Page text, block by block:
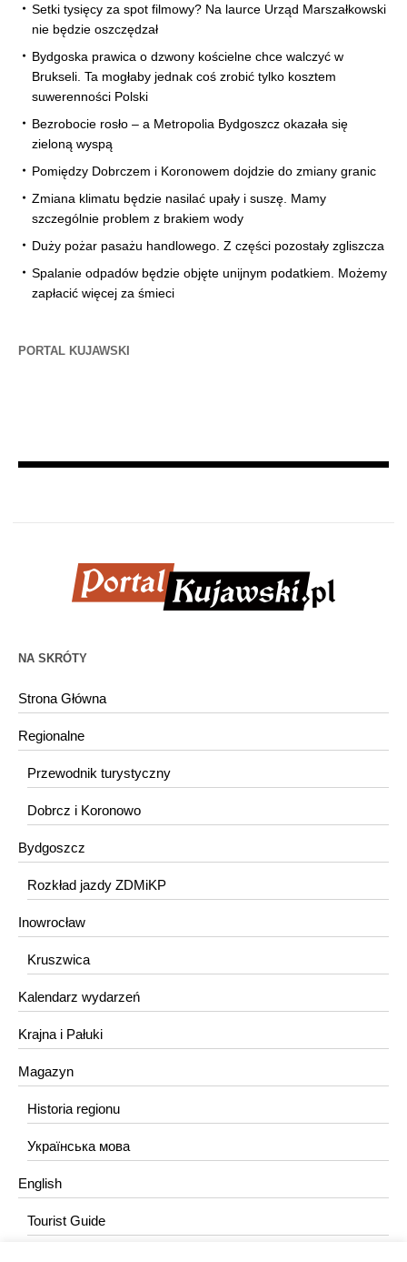
Setki tysięcy za spot filmowy? Na laurce Urząd Marszałkowski
nie będzie oszczędzał
Bydgoska prawica o dzwony kościelne chce walczyć w
Brukseli. Ta mogłaby jednak coś zrobić tylko kosztem
suwerenności Polski
Bezrobocie rosło – a Metropolia Bydgoszcz okazała się
zieloną wyspą
Pomiędzy Dobrczem i Koronowem dojdzie do zmiany granic
Zmiana klimatu będzie nasilać upały i suszę. Mamy
szczególnie problem z brakiem wody
Duży pożar pasażu handlowego. Z części pozostały zgliszcza
Spalanie odpadów będzie objęte unijnym podatkiem. Możemy
zapłacić więcej za śmieci
PORTAL KUJAWSKI
NA SKRÓTY
Strona Główna
Regionalne
Przewodnik turystyczny
Dobrcz i Koronowo
Bydgoszcz
Rozkład jazdy ZDMiKP
Inowrocław
Kruszwica
Kalendarz wydarzeń
Krajna i Pałuki
Magazyn
Historia regionu
Українська мова
English
Tourist Guide